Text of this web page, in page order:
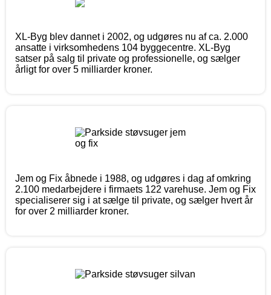
XL-Byg blev dannet i 2002, og udgøres nu af ca. 2.000
ansatte i virksomhedens 104 byggecentre. XL-Byg
satser på salg til private og professionelle, og sælger
årligt for over 5 milliarder kroner.
Jem og Fix åbnede i 1988, og udgøres i dag af omkring
2.100 medarbejdere i firmaets 122 varehuse. Jem og Fix
specialiserer sig i at sælge til private, og sælger hvert år
for over 2 milliarder kroner.